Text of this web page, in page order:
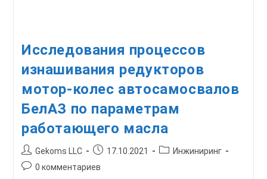
Исследования процессов
изнашивания редукторов
мотор-колес автосамосвалов
БелАЗ по параметрам
работающего масла
Автор
записи:
Gekoms LLC
Запись17.10.2021
Рубрика
Инжиниринг
Комментарии
0 комментариев